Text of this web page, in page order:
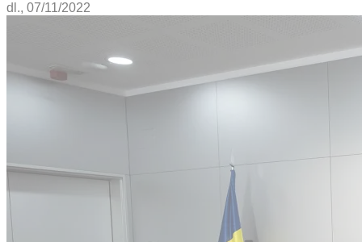
dl., 07/11/2022